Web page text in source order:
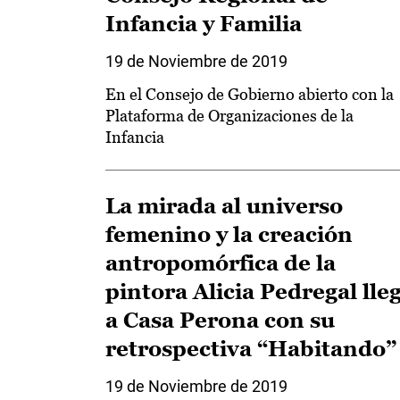
Infancia y Familia
19 de Noviembre de 2019
En el Consejo de Gobierno abierto con la
Plataforma de Organizaciones de la
Infancia
La mirada al universo
femenino y la creación
antropomórfica de la
pintora Alicia Pedregal
a Casa Perona con su
retrospectiva “Habitando”
19 de Noviembre de 2019